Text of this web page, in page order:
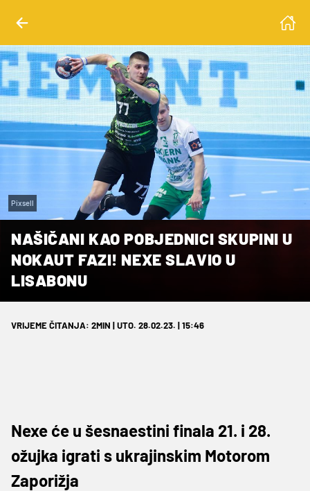
Pixsell
NAŠIČANI KAO POBJEDNICI SKUPINI U
NOKAUT FAZI! NEXE SLAVIO U
LISABONU
VRIJEME ČITANJA: 2MIN | UTO. 28.02.23. | 15:46
Nexe će u šesnaestini finala 21. i 28.
ožujka igrati s ukrajinskim Motorom
Zaporižja